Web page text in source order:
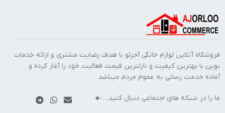
فروشگاه آنلاین لوازم خانگی آجرلو با هدف رضایت مشتری و ارائه خدمات
نوین با بهترین کیفیت و نازلترین قیمت فعالیت خود را آغاز کرده و
آماده خدمت رسانی به عموم مردم میباشد .
ما را در شبکه های اجتماعی دنبال کنید…